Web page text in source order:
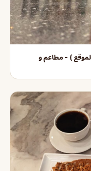
) - مطاعم و